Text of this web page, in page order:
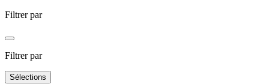
Filtrer par
Filtrer par
Sélections